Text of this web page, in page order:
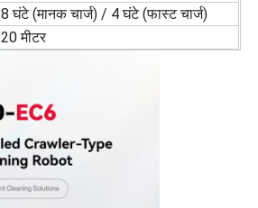
8 घंटे (मानक चार्ज) / 4 घंटे (फास्ट चार्ज)
20 मीटर